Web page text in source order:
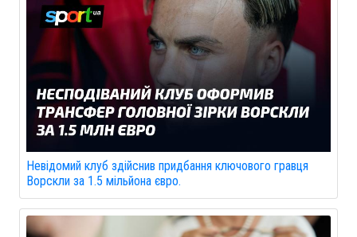
Невідомий клуб здійснив придбання ключового гравця
Ворскли за 1.5 мільйона євро.